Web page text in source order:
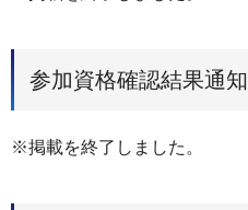
参加資格確認結果通
※掲載を終了しました。